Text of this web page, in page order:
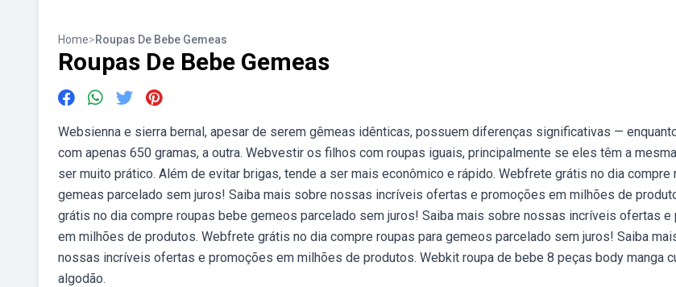
Home>Roupas De Bebe Gemeas
Roupas De Bebe Gemeas
Websienna e sierra bernal, apesar de serem gêmeas idênticas, possuem diferenças significativas —
com apenas 650 gramas, a outra. Webvestir os filhos com roupas iguais, principalmente se eles têm a
ser muito prático. Além de evitar brigas, tende a ser mais econômico e rápido. Webfrete grátis no dia compre
gemeas parcelado sem juros! Saiba mais sobre nossas incríveis ofertas e promoções em milhões de
grátis no dia compre roupas bebe gemeos parcelado sem juros! Saiba mais sobre nossas incríveis ofertas e
em milhões de produtos. Webfrete grátis no dia compre roupas para gemeos parcelado sem juros! Saiba
nossas incríveis ofertas e promoções em milhões de produtos. Webkit roupa de bebe 8 peças body manga
algodão.